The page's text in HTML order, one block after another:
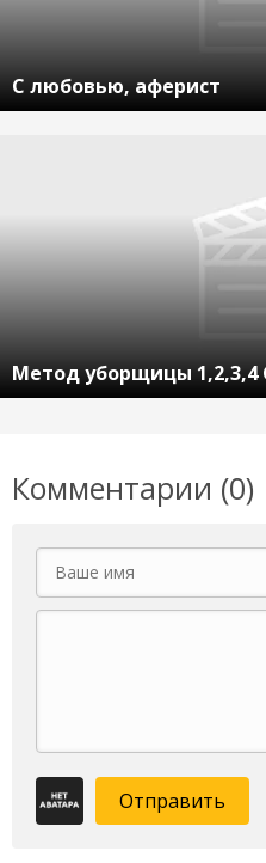
С любовью, аферист
Метод уборщицы 1,2,3,4
Комментарии (0)
Отправить